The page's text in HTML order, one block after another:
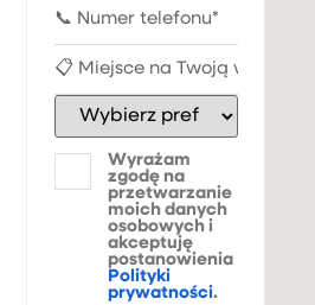
Wyrażam
zgodę na
przetwarzanie
moich danych
osobowych i
akceptuję
postanowienia
Polityki
prywatności.